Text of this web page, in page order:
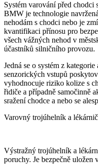
Systém varování před chodci
BMW je technologie
nehodám s chodci nebo je
kvantifikaci přínosu pro
všech vážných nehod v
účastníků silničního provozu.
Jedná se o systém z
senzorických vstupů
vyhodnocuje riziko kolize s
řidiče a případně samočinně
sražení chodce a nebo se
Varovný trojúhelník a
Výstražný trojúhelník a
poruchy. Je bezpečně uložen